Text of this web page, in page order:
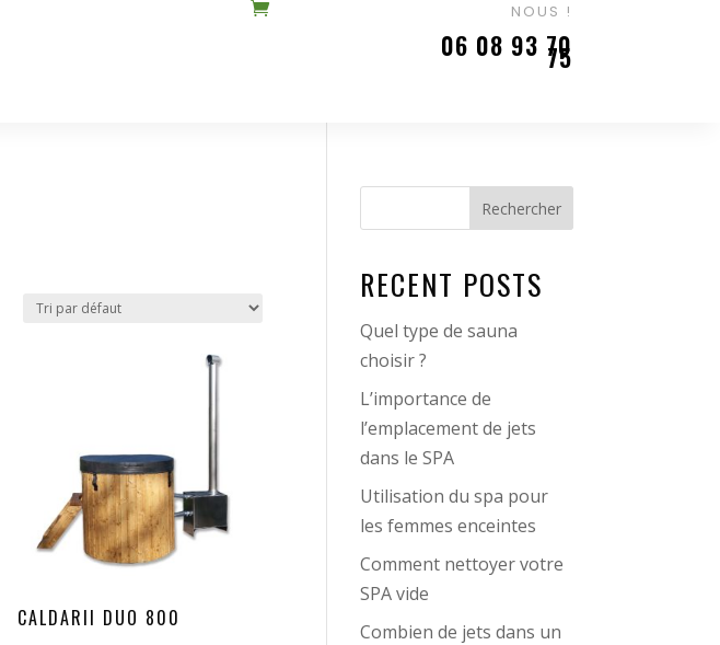
NOUS !
06 08 93 70
75
CALDARII DUO 800
Rechercher
RECENT POSTS
Quel type de sauna
choisir ?
L’importance de
l’emplacement de jets
dans le SPA
Utilisation du spa pour
les femmes enceintes
Comment nettoyer votre
SPA vide
Combien de jets dans un